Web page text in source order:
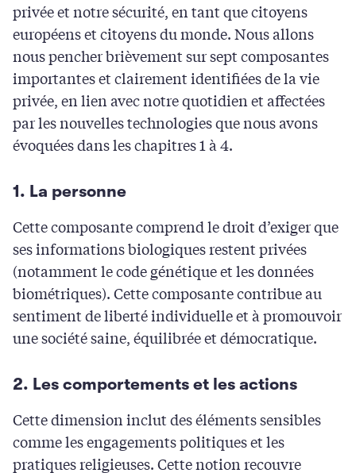
privée et notre sécurité, en tant que citoyens
européens et citoyens du monde. Nous allons
nous pencher brièvement sur sept composantes
importantes et clairement identifiées de la vie
privée, en lien avec notre quotidien et affectées
par les nouvelles technologies que nous avons
évoquées dans les chapitres 1 à 4.
1. La personne
Cette composante comprend le droit d’exiger que
ses informations biologiques restent privées
(notamment le code génétique et les données
biométriques). Cette composante contribue au
sentiment de liberté individuelle et à promouvoir
une société saine, équilibrée et démocratique.
2. Les comportements et les actions
Cette dimension inclut des éléments sensibles
comme les engagements politiques et les
pratiques religieuses. Cette notion recouvre